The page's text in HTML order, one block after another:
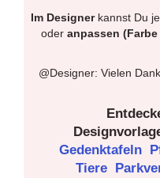
Im Designerkannst Du
oder anpassen
@Designer: Vielen
Gedenktafeln
Tiere